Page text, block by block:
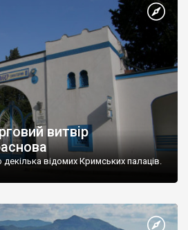
витвір
відомих Кримських палаців.